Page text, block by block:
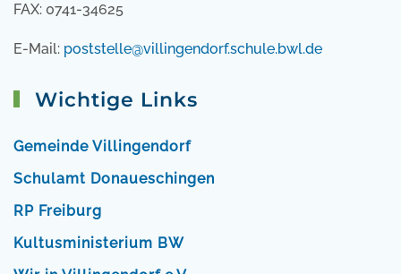
FAX: 0741-34625
E-Mail: poststelle@villingendorf.schule.bwl.de
Wichtige Links
Gemeinde Villingendorf
Schulamt Donaueschingen
RP Freiburg
Kultusministerium BW